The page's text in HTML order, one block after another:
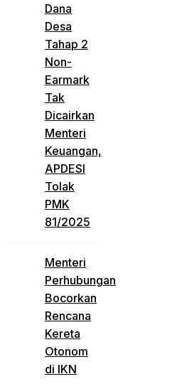
Dana
Desa
Tahap 2
Non-
Earmark
Tak
Dicairkan
Menteri
Keuangan,
APDESI
Tolak
PMK
81/2025
Menteri
Perhubungan
Bocorkan
Rencana
Kereta
Otonom
di IKN